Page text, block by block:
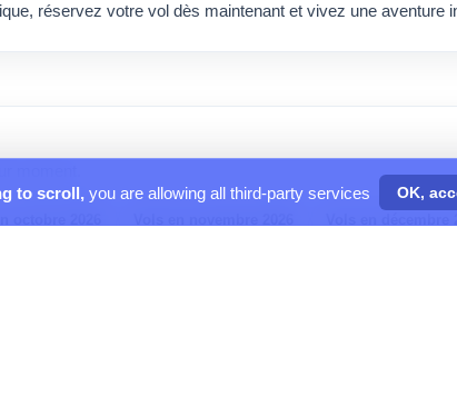
réservez votre vol dès maintenant et vivez une aventure
to scroll, you are allowing all third-party services OK,